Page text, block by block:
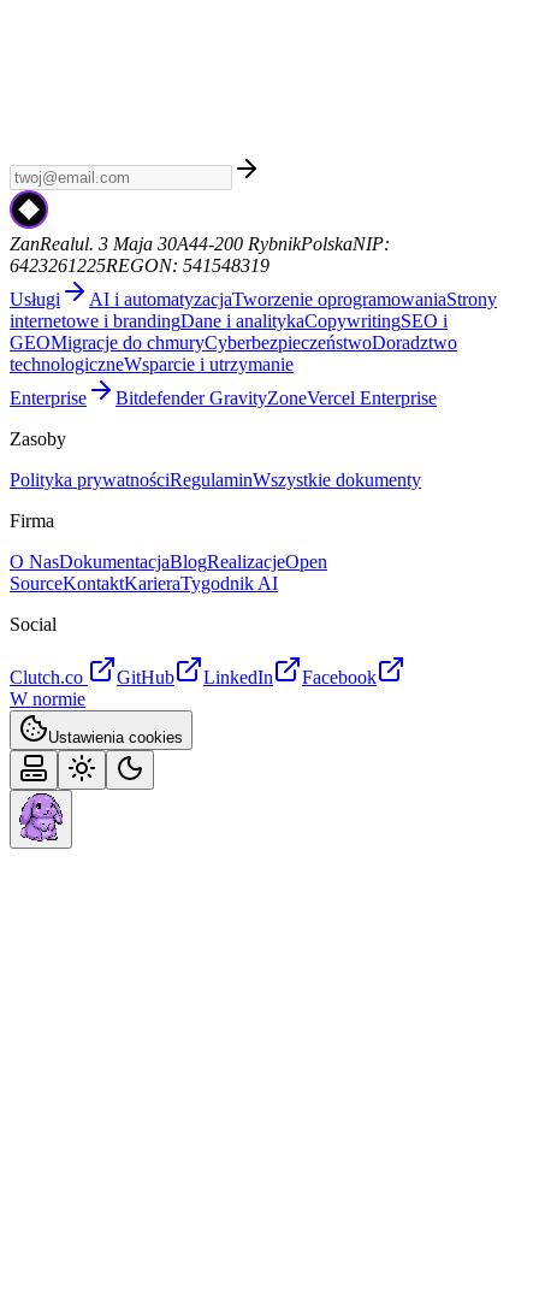
ZanRealul. 3 Maja 30A44-200 RybnikPolskaNIP:
6423261225REGON: 541548319
Usługi
AI i automatyzacjaTworzenie oprogramowaniaStrony
internetowe i brandingDane i analitykaCopywritingSEO i
GEOMigracje do chmuryCyberbezpieczeństwoDoradztwo
technologiczneWsparcie i utrzymanie
Enterprise
Bitdefender GravityZoneVercel Enterprise
Zasoby
Polityka prywatnościRegulaminWszystkie dokumenty
Firma
O NasDokumentacjaBlogRealizacjeOpen
SourceKontaktKarieraTygodnik AI
Social
Clutch.co GitHub LinkedIn
Facebook
W normie
Ustawienia cookies